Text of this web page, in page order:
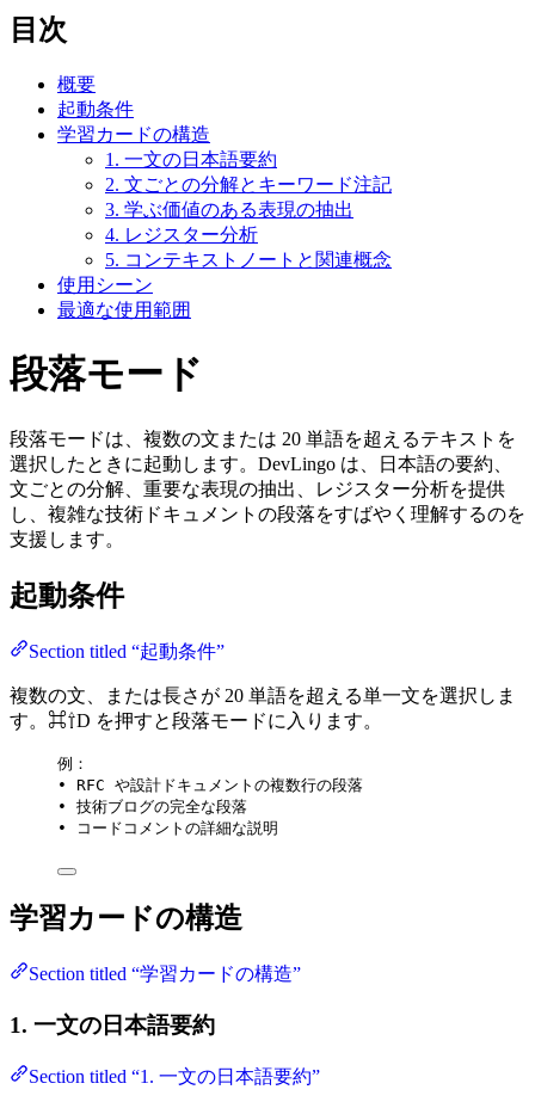
目次
概要
起動条件
学習カードの構造
1. 一文の日本語要約
2. 文ごとの分解とキーワード注記
3. 学ぶ価値のある表現の抽出
4. レジスター分析
5. コンテキストノートと関連概念
使用シーン
最適な使用範囲
段落モード
段落モードは、複数の文または 20 単語を超えるテキストを
選択したときに起動します。DevLingo は、日本語の要約、
文ごとの分解、重要な表現の抽出、レジスター分析を提供
し、複雑な技術ドキュメントの段落をすばやく理解するのを
支援します。
起動条件
Section titled “起動条件”
複数の文、または長さが 20 単語を超える単一文を選択しま
す。⌘⇧D を押すと段落モードに入ります。
例：
• RFC や設計ドキュメントの複数行の段落
• 技術ブログの完全な段落
• コードコメントの詳細な説明
学習カードの構造
Section titled “学習カードの構造”
1. 一文の日本語要約
Section titled “1. 一文の日本語要約”